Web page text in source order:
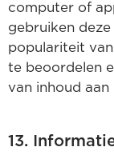
computer of
gebruiken
populariteit
te beoordelen
van inhoud aan
13.